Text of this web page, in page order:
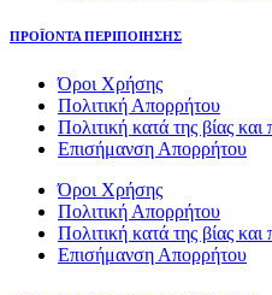
ΠΡΟΪΟΝΤΑ ΠΕΡΙΠΟΙΗΣΗΣ
Όροι Χρήσης
Πολιτική Απορρήτου
Πολιτική κατά της βίας
Επισήμανση Απορρήτου
Όροι Χρήσης
Πολιτική Απορρήτου
Πολιτική κατά της βίας
Επισήμανση Απορρήτου